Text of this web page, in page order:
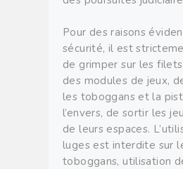
Pour des raisons
sécurité, il est
de grimper sur les
des modules de jeux,
les toboggans et la
l’envers, de sortir les
de leurs espaces.
luges est interdite sur
toboggans, utilisation